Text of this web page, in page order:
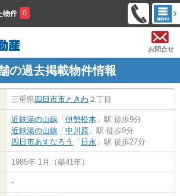
物件 0
お問合せ
の過去掲載物件情報
三重県四日市市ときわ ２丁目
近鉄湯の山線 「 伊勢松本 」駅 徒歩9分
近鉄湯の山線 「 中川原 」駅 徒歩9分
四日市あすなろう
「 日永 」駅 徒歩27分
1985年 1月（築41年）
-